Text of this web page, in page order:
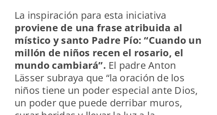
La inspiración para esta iniciativa
proviene de una frase atribuida al
místico y santo Padre Pío: “Cuando un
millón de niños recen el rosario, el
mundo cambiará”. El padre Anton
Lässer subraya que “la oración de los
niños tiene un poder especial ante Dios,
un poder que puede derribar muros,